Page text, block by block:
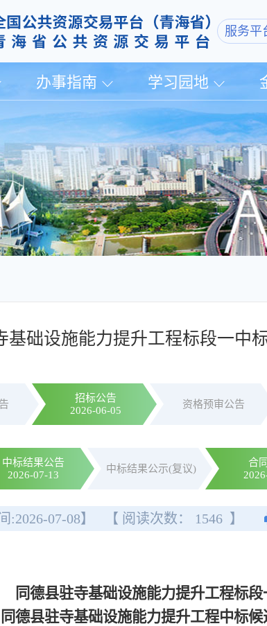
服务平
办事指南 学习园地
基础设施能力提升工程标段一中
招标公告
2026-06-05
资格预审公告
中标结果公告
2026-07-13
中标结果公示(复议)
合
:2026-07-08】 【 阅读次数： 1546 】
同德县驻寺基础设施能力提升工程标
同德县驻寺基础设施能力提升工程中标候